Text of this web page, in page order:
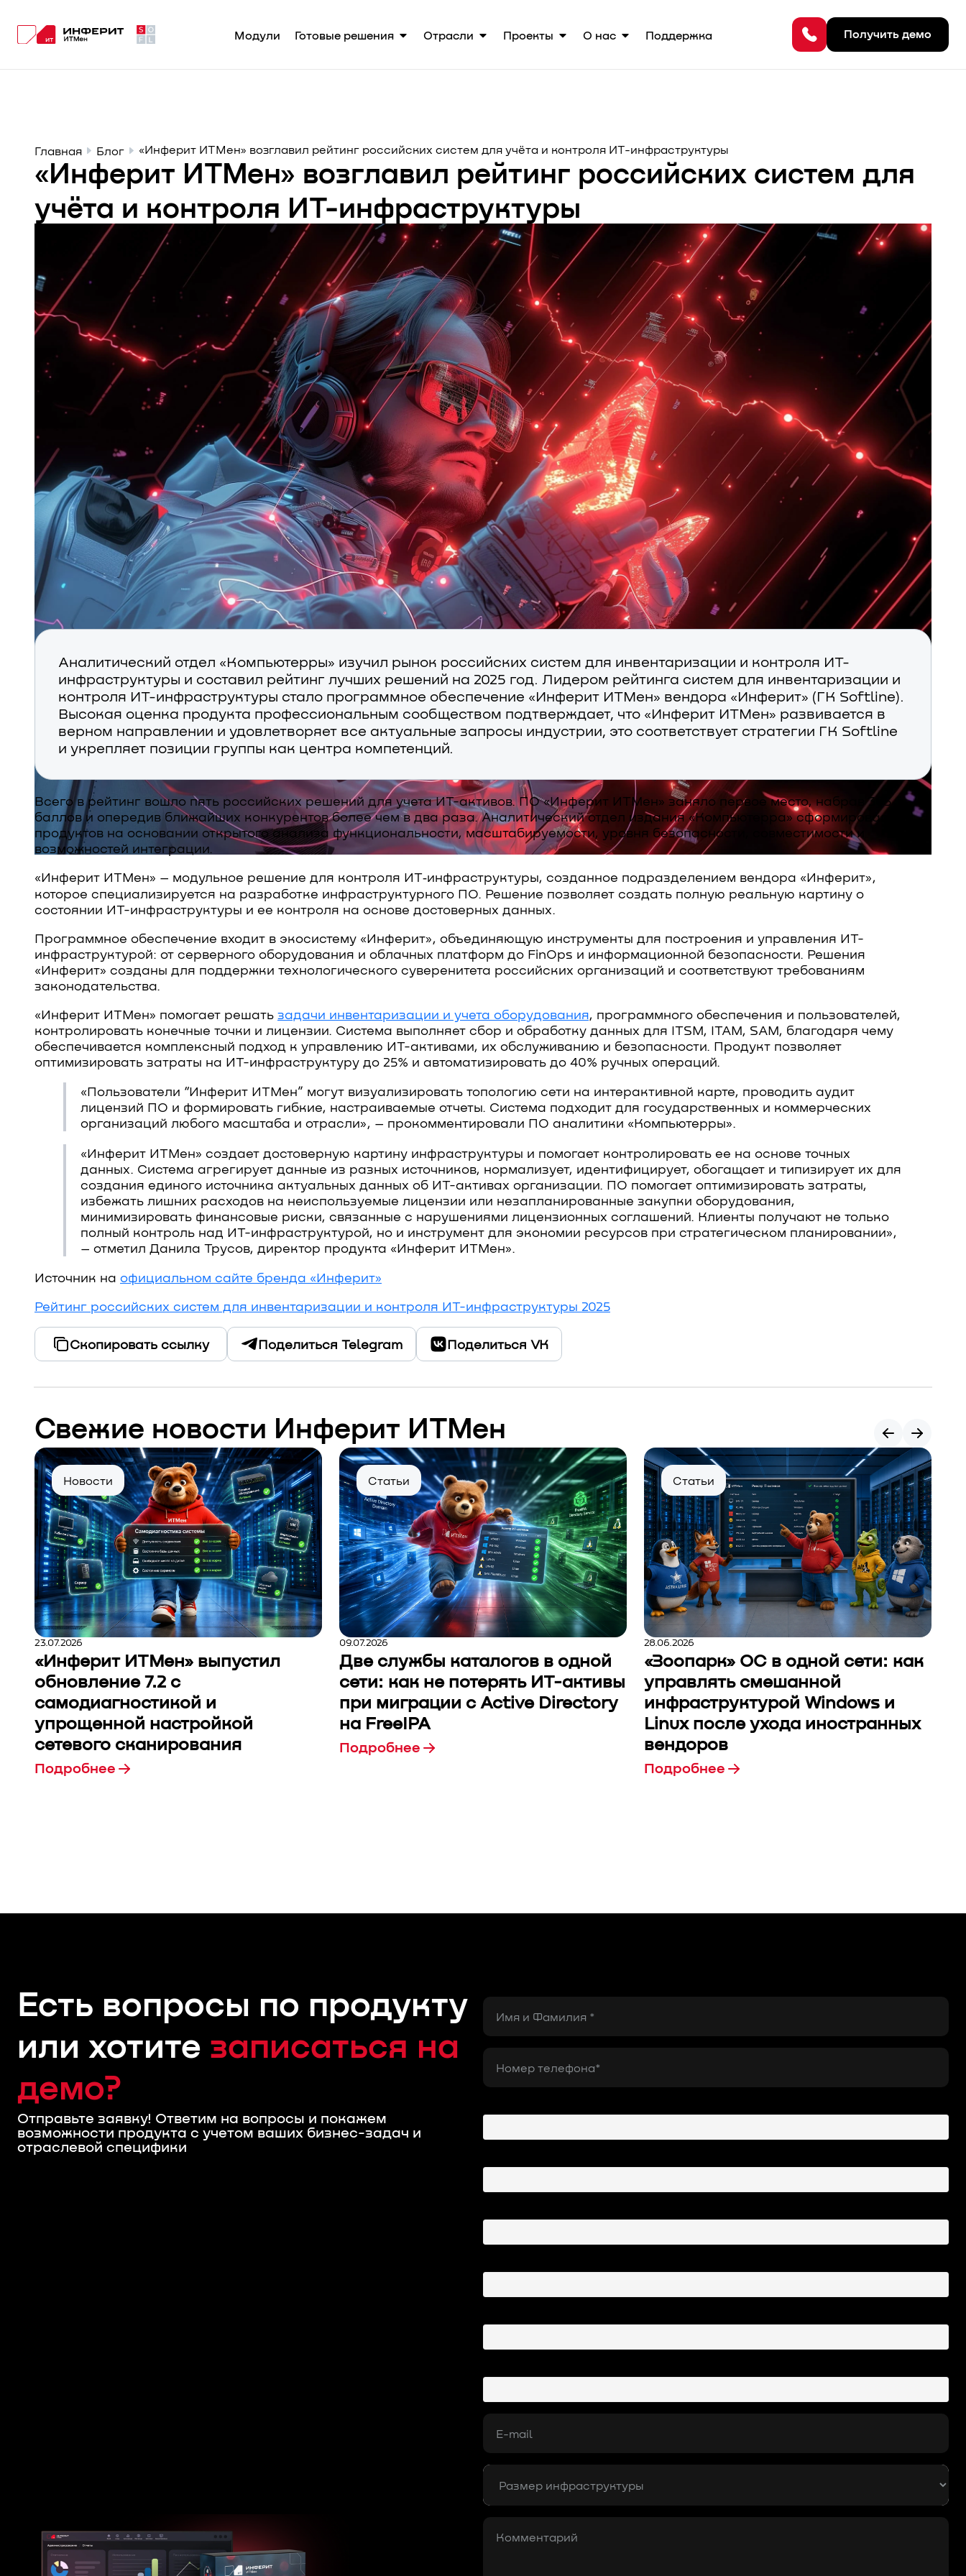
Модули Готовые решения Отрасли Проекты О нас Поддержка Получить демо
Главная Блог «Инферит ИТМен» возглавил рейтинг российских систем для учёта и контроля ИТ-инфраструктуры
«Инферит ИТМен» возглавил рейтинг российских систем для
учёта и контроля ИТ-инфраструктуры
10.06.2025 минут на чтение
Аналитический отдел «Компьютерры» изучил рынок российских систем для инвентаризации и контроля ИТ-
инфраструктуры и составил рейтинг лучших решений на 2025 год. Лидером рейтинга систем для инвентаризации и
контроля ИТ-инфраструктуры стало программное обеспечение «Инферит ИТМен» вендора «Инферит» (ГК Softline).
Высокая оценка продукта профессиональным сообществом подтверждает, что «Инферит ИТМен» развивается в
верном направлении и удовлетворяет все актуальные запросы индустрии, это соответствует стратегии ГК Softline
и укрепляет позиции группы как центра компетенций.
Всего в рейтинг вошло пять российских решений для учета ИТ-активов. ПО «Инферит ИТМен» заняло первое место, набрав 305
баллов и опередив ближайших конкурентов более чем в два раза. Аналитический отдел издания «Компьютерра» сформировал топ
продуктов на основании открытого анализа функциональности, масштабируемости, уровня безопасности, совместимости и
возможностей интеграции.
«Инферит ИТМен» – модульное решение для контроля ИТ‑инфраструктуры, созданное подразделением вендора «Инферит»,
которое специализируется на разработке инфраструктурного ПО. Решение позволяет создать полную реальную картину о
состоянии ИТ-инфраструктуры и ее контроля на основе достоверных данных.
Программное обеспечение входит в экосистему «Инферит», объединяющую инструменты для построения и управления ИТ-
инфраструктурой: от серверного оборудования и облачных платформ до FinOps и информационной безопасности. Решения
«Инферит» созданы для поддержки технологического суверенитета российских организаций и соответствуют требованиям
законодательства.
«Инферит ИТМен» помогает решать задачи инвентаризации и учета оборудования, программного обеспечения и пользователей,
контролировать конечные точки и лицензии. Система выполняет сбор и обработку данных для ITSM, ITAM, SAM, благодаря чему
обеспечивается комплексный подход к управлению ИТ-активами, их обслуживанию и безопасности. Продукт позволяет
оптимизировать затраты на ИТ-инфраструктуру до 25% и автоматизировать до 40% ручных операций.
«Пользователи “Инферит ИТМен” могут визуализировать топологию сети на интерактивной карте, проводить аудит
лицензий ПО и формировать гибкие, настраиваемые отчеты. Система подходит для государственных и коммерческих
организаций любого масштаба и отрасли», – прокомментировали ПО аналитики «Компьютерры».
«Инферит ИТМен» создает достоверную картину инфраструктуры и помогает контролировать ее на основе точных
данных. Система агрегирует данные из разных источников, нормализует, идентифицирует, обогащает и типизирует их для
создания единого источника актуальных данных об ИТ-активах организации. ПО помогает оптимизировать затраты,
избежать лишних расходов на неиспользуемые лицензии или незапланированные закупки оборудования,
минимизировать финансовые риски, связанные с нарушениями лицензионных соглашений. Клиенты получают не только
полный контроль над ИТ-инфраструктурой, но и инструмент для экономии ресурсов при стратегическом планировании»,
– отметил Данила Трусов, директор продукта «Инферит ИТМен».
Источник на официальном сайте бренда «Инферит»
Рейтинг российских систем для инвентаризации и контроля ИТ-инфраструктуры 2025
Скопировать ссылку Поделиться Telegram Поделиться VK
Свежие новости Инферит ИТМен
Новости
23.07.2026
«Инферит ИТМен» выпустил
обновление 7.2 с
самодиагностикой и
упрощенной настройкой
сетевого сканирования
Подробнее
Статьи
09.07.2026
Две службы каталогов в одной
сети: как не потерять ИТ-активы
при миграции с Active Directory
на FreeIPA
Подробнее
Статьи
28.06.2026
«Зоопарк» ОС в одной сети: как
управлять смешанной
инфраструктурой Windows и
Linux после ухода иностранных
вендоров
Подробнее
Есть вопросы по продукту
или хотите записаться на
демо?
Отправьте заявку! Ответим на вопросы и покажем
возможности продукта с учетом ваших бизнес-задач и
отраслевой специфики